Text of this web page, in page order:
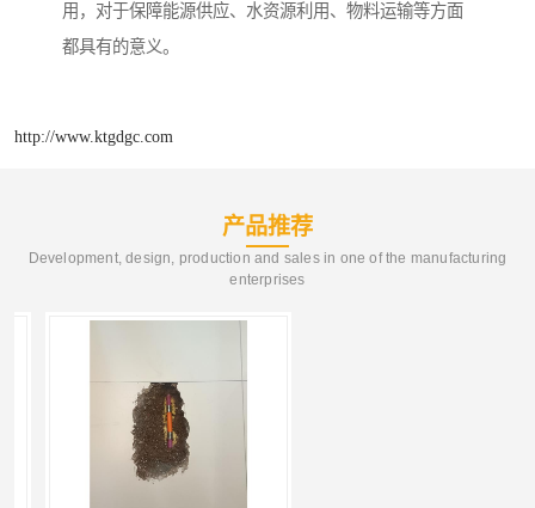
用，对于保障能源供应、水资源利用、物料运输等方面
都具有的意义。
http://www.ktgdgc.com
产品推荐
Development, design, production and sales in one of the manufacturing
enterprises